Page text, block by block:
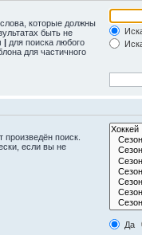
слова, которые должны
быть не
| для поиска любого
для частичного
поиск.
если вы не
Да